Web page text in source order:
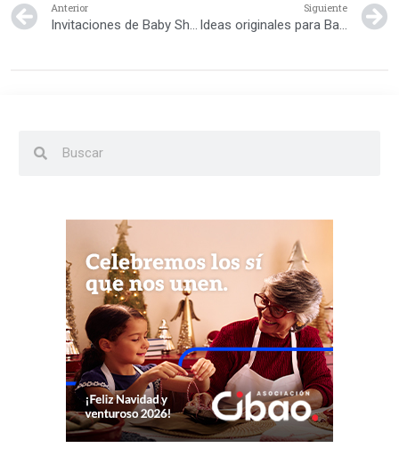
Anterior
Invitaciones de Baby Shower
Siguiente
Ideas originales para Baby Shower